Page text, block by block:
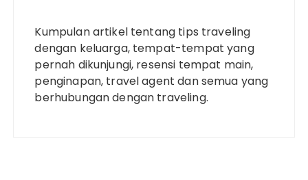
Kumpulan artikel tentang tips traveling
dengan keluarga, tempat-tempat yang
pernah dikunjungi, resensi tempat main,
penginapan, travel agent dan semua yang
berhubungan dengan traveling.